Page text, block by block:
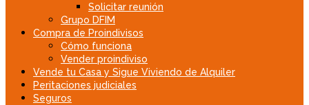
Solicitar reunión
Grupo DFIM
Compra de Proindivisos
Cómo funciona
Vender proindiviso
Vende tu Casa y Sigue Viviendo de Alquiler
Peritaciones judiciales
Seguros